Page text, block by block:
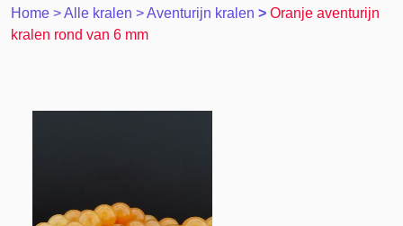
Home >Alle kralen >Aventurijn kralen > Oranje aventurijn
kralen rond van 6 mm